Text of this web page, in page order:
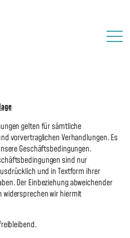
gelten für sämtliche
vorvertraglichen Verhandlungen. Es
Geschäftsbedingungen.
sind nur
und in Textform ihrer
Der Einbeziehung abweichender
widersprechen wir hiermit